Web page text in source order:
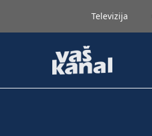
Televizija